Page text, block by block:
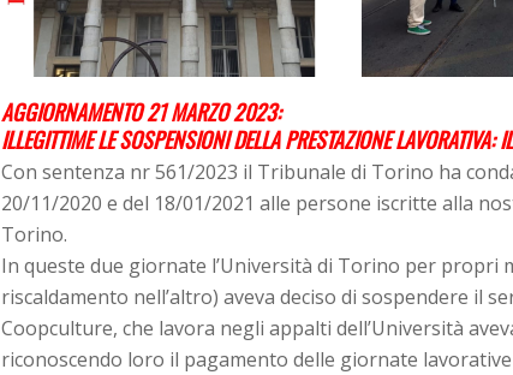
AGGIORNAMENTO 21 MARZO 2023:
ILLEGITTIME LE SOSPENSIONI DELLA PRESTAZIONE LAVORATIVA:
Con sentenza nr 561/2023 il Tribunale di Torino ha
20/11/2020 e del 18/01/2021 alle persone iscritte alla
Torino.
In queste due giornate l’Università di Torino per propri
riscaldamento nell’altro) aveva deciso di sospendere il
Coopculture, che lavora negli appalti dell’Università
riconoscendo loro il pagamento delle giornate